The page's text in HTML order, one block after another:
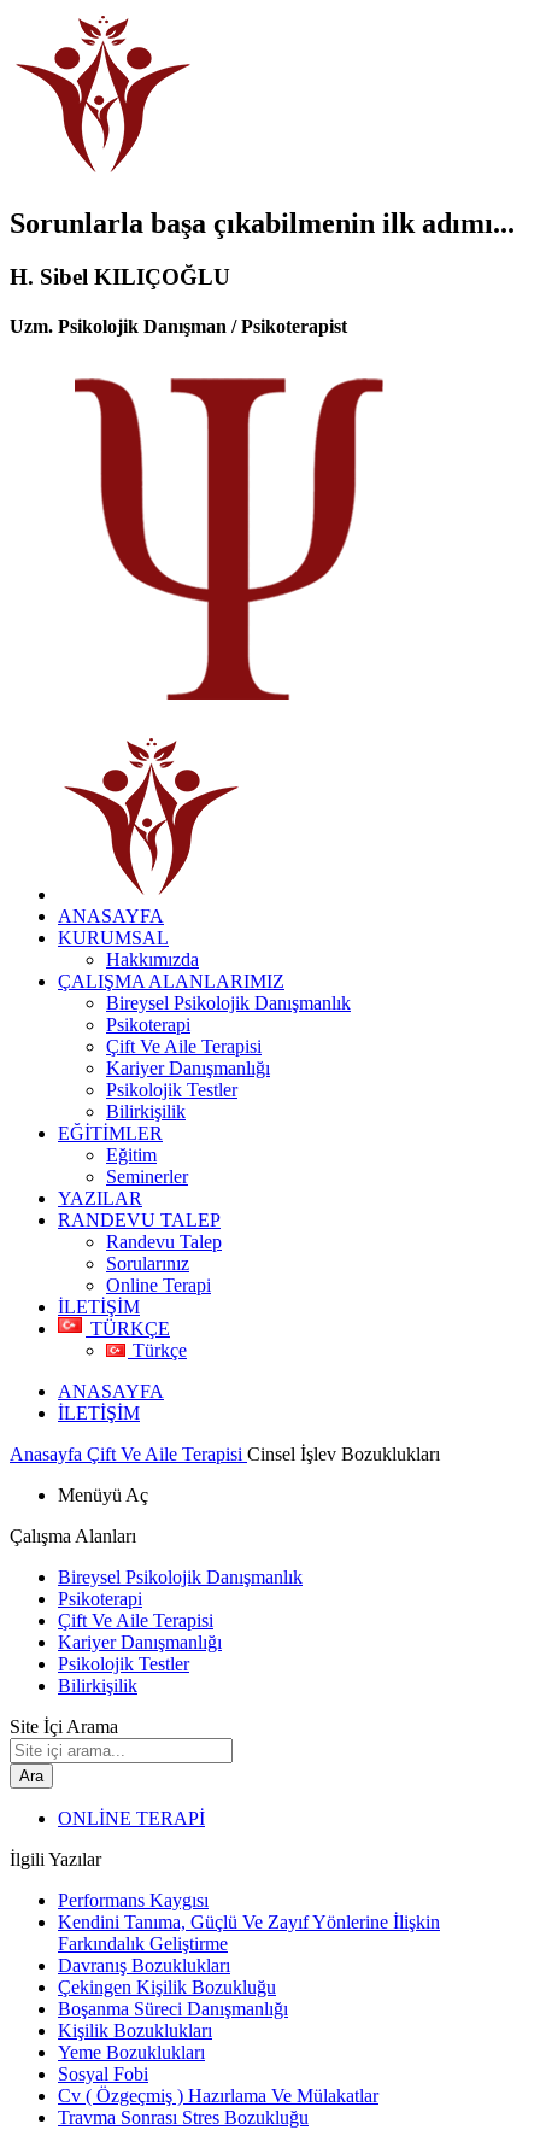
Sorunlarla başa çıkabilmenin ilk adımı...
H. Sibel KILIÇOĞLU
Uzm. Psikolojik Danışman / Psikoterapist
ANASAYFA
KURUMSAL
Hakkımızda
ÇALIŞMA ALANLARIMIZ
Bireysel Psikolojik Danışmanlık
Psikoterapi
Çift Ve Aile Terapisi
Kariyer Danışmanlığı
Psikolojik Testler
Bilirkişilik
EĞİTİMLER
Eğitim
Seminerler
YAZILAR
RANDEVU TALEP
Randevu Talep
Sorularınız
Online Terapi
İLETİŞİM
TÜRKÇE
Türkçe
ANASAYFA
İLETİŞİM
Anasayfa Çift Ve Aile Terapisi Cinsel İşlev Bozuklukları
Menüyü Aç
Çalışma Alanları
Bireysel Psikolojik Danışmanlık
Psikoterapi
Çift Ve Aile Terapisi
Kariyer Danışmanlığı
Psikolojik Testler
Bilirkişilik
Site İçi Arama
Ara
ONLİNE TERAPİ
İlgili Yazılar
Performans Kaygısı
Kendini Tanıma, Güçlü Ve Zayıf Yönlerine İlişkin
Farkındalık Geliştirme
Davranış Bozuklukları
Çekingen Kişilik Bozukluğu
Boşanma Süreci Danışmanlığı
Kişilik Bozuklukları
Yeme Bozuklukları
Sosyal Fobi
Cv ( Özgeçmiş ) Hazırlama Ve Mülakatlar
Travma Sonrası Stres Bozukluğu